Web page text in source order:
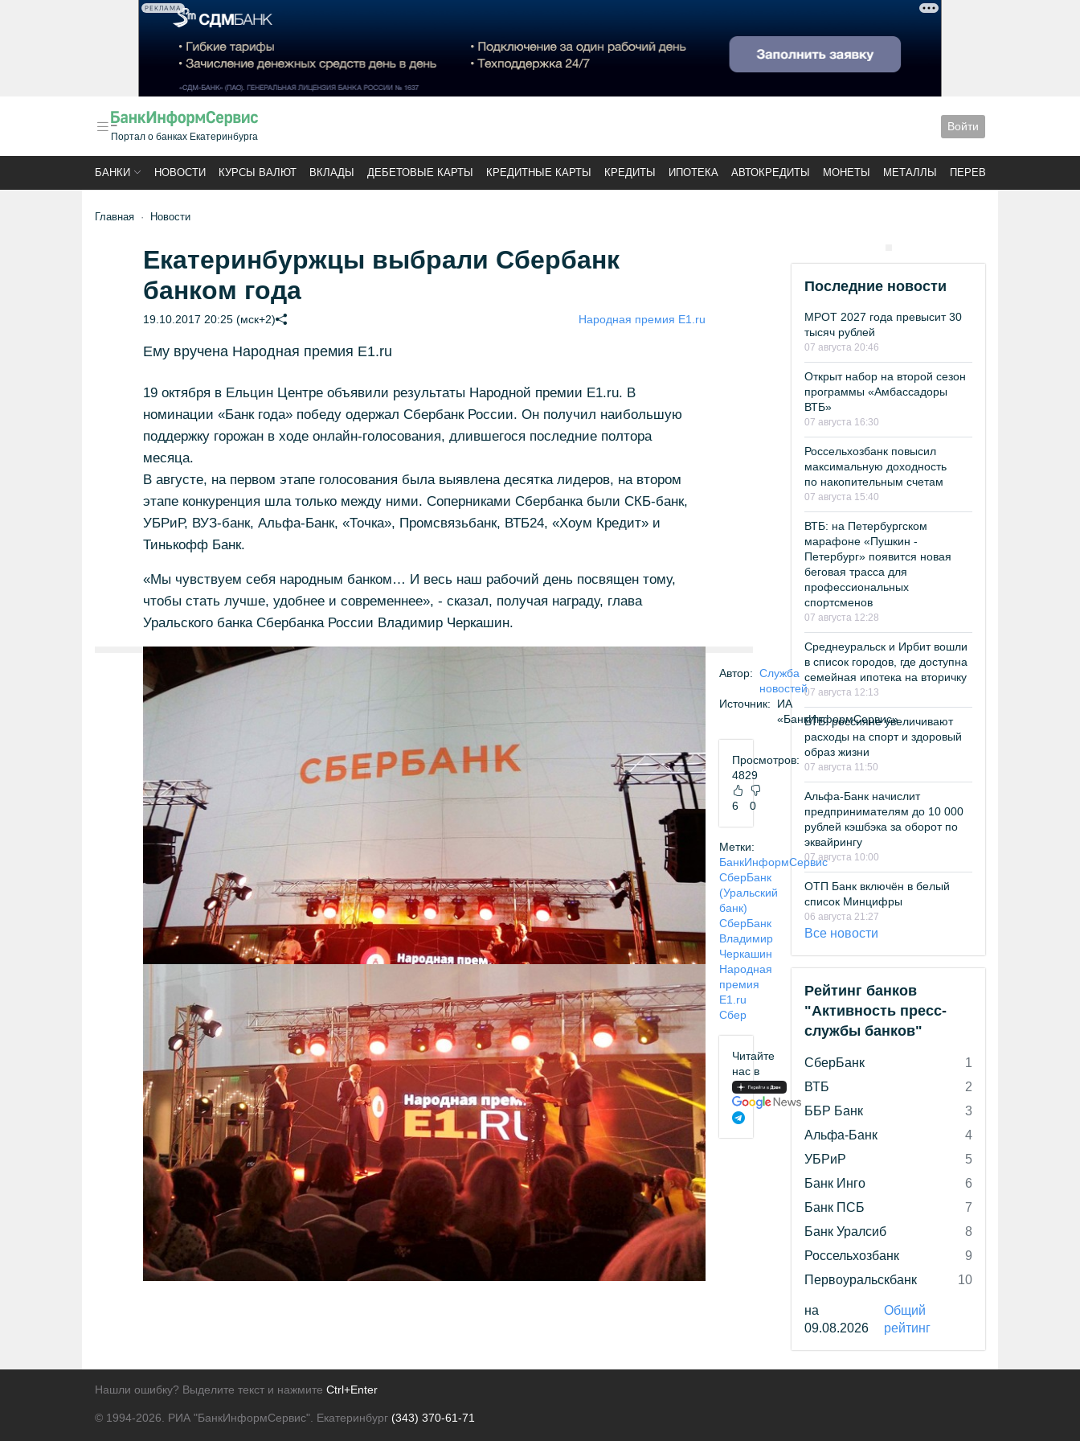
РЕКЛАМА
Портал о банках Екатеринбурга
Войти
БАНКИ НОВОСТИ КУРСЫ ВАЛЮТ ВКЛАДЫ ДЕБЕТОВЫЕ КАРТЫ КРЕДИТНЫЕ КАРТЫ КРЕДИТЫ ИПОТЕКА АВТОКРЕДИТЫ МОНЕТЫ МЕТАЛЛЫ ПЕРЕВОДЫ
Главная Новости
Екатеринбуржцы выбрали Сбербанк
банком года
19.10.2017 20:25 (мск+2) Народная премия E1.ru
Ему вручена Народная премия Е1.ru
19 октября в Ельцин Центре объявили результаты Народной премии Е1.ru. В
номинации «Банк года» победу одержал Сбербанк России. Он получил наибольшую
поддержку горожан в ходе онлайн-голосования, длившегося последние полтора
месяца.
В августе, на первом этапе голосования была выявлена десятка лидеров, на втором
этапе конкуренция шла только между ними. Соперниками Сбербанка были СКБ-банк,
УБРиР, ВУЗ-банк, Альфа-Банк, «Точка», Промсвязьбанк, ВТБ24, «Хоум Кредит» и
Тинькофф Банк.
«Мы чувствуем себя народным банком… И весь наш рабочий день посвящен тому,
чтобы стать лучше, удобнее и современнее», - сказал, получая награду, глава
Уральского банка Сбербанка России Владимир Черкашин.
Автор: Служба
новостей
Источник:
ИА
«БанкИнформСервис»
Просмотров:
4829
6 0
Метки:
БанкИнформСервис
СберБанк
(Уральский
банк)
СберБанк
Владимир
Черкашин
Народная
премия
E1.ru
Сбер
Читайте
нас в
Последние новости
МРОТ 2027 года превысит 30
тысяч рублей
07 августа 20:46
Открыт набор на второй сезон
программы «Амбассадоры
ВТБ»
07 августа 16:30
Россельхозбанк повысил
максимальную доходность
по накопительным счетам
07 августа 15:40
ВТБ: на Петербургском
марафоне «Пушкин -
Петербург» появится новая
беговая трасса для
профессиональных
спортсменов
07 августа 12:28
Среднеуральск и Ирбит вошли
в список городов, где доступна
семейная ипотека на вторичку
07 августа 12:13
ВТБ: россияне увеличивают
расходы на спорт и здоровый
образ жизни
07 августа 11:50
Альфа-Банк начислит
предпринимателям до 10 000
рублей кэшбэка за оборот по
эквайрингу
07 августа 10:00
ОТП Банк включён в белый
список Минцифры
06 августа 21:27
Все новости
Рейтинг банков
"Активность пресс-
службы банков"
СберБанк
1
ВТБ
2
ББР Банк
3
Альфа-Банк
4
УБРиР
5
Банк Инго
6
Банк ПСБ
7
Банк Уралсиб
8
Россельхозбанк
9
Первоуральскбанк
10
на
09.08.2026
Общий
рейтинг
Нашли ошибку? Выделите текст и нажмите Ctrl+Enter
© 1994-2026. РИА "БанкИнформСервис". Екатеринбург (343) 370-61-71